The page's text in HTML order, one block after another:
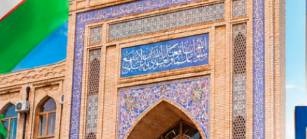
a
si
d